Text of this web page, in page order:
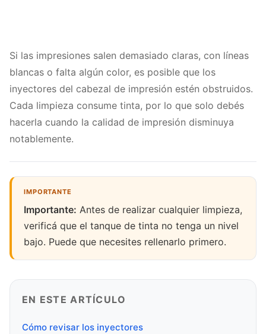
Si las impresiones salen demasiado claras, con líneas
blancas o falta algún color, es posible que los
inyectores del cabezal de impresión estén obstruidos.
Cada limpieza consume tinta, por lo que solo debés
hacerla cuando la calidad de impresión disminuya
notablemente.
Importante: Antes de realizar cualquier limpieza,
verificá que el tanque de tinta no tenga un nivel
bajo. Puede que necesites rellenarlo primero.
EN ESTE ARTÍCULO
Cómo revisar los inyectores